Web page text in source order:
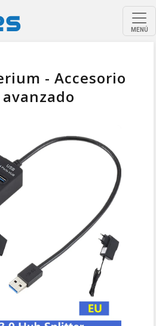
MENÚ
- Accesorio